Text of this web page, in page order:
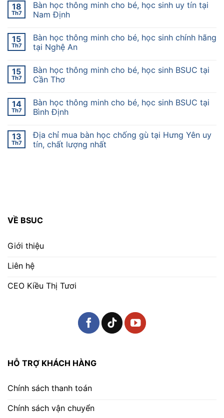
18
Th7
Bàn học thông minh cho bé, học sinh uy tín tại
Nam Định
15
Th7
Bàn học thông minh cho bé, học sinh chính hãng
tại Nghệ An
15
Th7
Bàn học thông minh cho bé, học sinh BSUC tại
Cần Thơ
14
Th7
Bàn học thông minh cho bé, học sinh BSUC tại
Bình Định
13
Th7
Địa chỉ mua bàn học chống gù tại Hưng Yên uy
tín, chất lượng nhất
VỀ BSUC
Giới thiệu
Liên hệ
CEO Kiều Thị Tươi
HỖ TRỢ KHÁCH HÀNG
Chính sách thanh toán
Chính sách vận chuyển